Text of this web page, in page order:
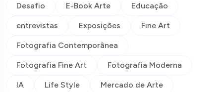
Desafio E-Book Arte Educação
entrevistas Exposições Fine Art
Fotografia Contemporânea
Fotografia Fine Art Fotografia Moderna
IA Life Style Mercado de Arte